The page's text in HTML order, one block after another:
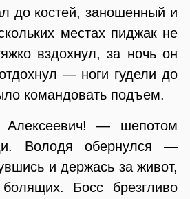
до костей, заношенный и
местах пиджак не
вздохнул, за ночь он
— ноги гудели до
командовать подъем.
— шепотом
Володя обернулся —
и держась за живот,
Босс брезгливо